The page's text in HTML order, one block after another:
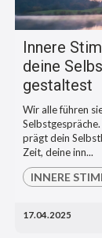
Innere
deine
gestaltest
Wir alle führen
prägt dein
Zeit, deine inn...
INNERE
17.04.2025